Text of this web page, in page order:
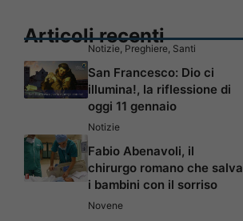
Articoli recenti
Notizie, Preghiere, Santi
San Francesco: Dio ci
illumina!, la riflessione di
oggi 11 gennaio
Notizie
Fabio Abenavoli, il
chirurgo romano che salva
i bambini con il sorriso
Novene